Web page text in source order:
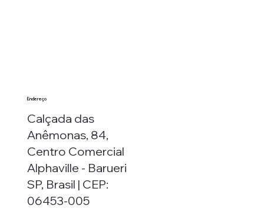
Endereço
Calçada das
Anêmonas, 84,
Centro Comercial
Alphaville - Barueri
SP, Brasil | CEP:
06453-005